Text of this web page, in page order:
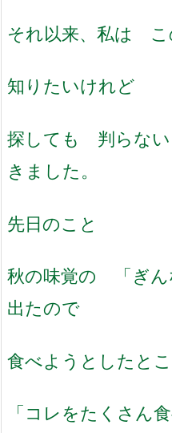
それ以来、私は
知りたいけれど
探しても 判らない
きました。
先日のこと
秋の味覚の 「ぎ
出たので
食べようとしたと
「コレをたくさん